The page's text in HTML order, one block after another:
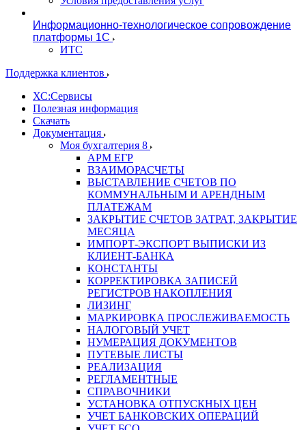
Информационно-технологическое сопровождение
платформы 1С
ИТС
Поддержка клиентов
ХС:Сервисы
Полезная информация
Скачать
Документация
Моя бухгалтерия 8
АРМ ЕГР
ВЗАИМОРАСЧЕТЫ
ВЫСТАВЛЕНИЕ СЧЕТОВ ПО
КОММУНАЛЬНЫМ И АРЕНДНЫМ
ПЛАТЕЖАМ
ЗАКРЫТИЕ СЧЕТОВ ЗАТРАТ, ЗАКРЫТИЕ
МЕСЯЦА
ИМПОРТ-ЭКСПОРТ ВЫПИСКИ ИЗ
КЛИЕНТ-БАНКА
КОНСТАНТЫ
КОРРЕКТИРОВКА ЗАПИСЕЙ
РЕГИСТРОВ НАКОПЛЕНИЯ
ЛИЗИНГ
МАРКИРОВКА ПРОСЛЕЖИВАЕМОСТЬ
НАЛОГОВЫЙ УЧЕТ
НУМЕРАЦИЯ ДОКУМЕНТОВ
ПУТЕВЫЕ ЛИСТЫ
РЕАЛИЗАЦИЯ
РЕГЛАМЕНТНЫЕ
СПРАВОЧНИКИ
УСТАНОВКА ОТПУСКНЫХ ЦЕН
УЧЕТ БАНКОВСКИХ ОПЕРАЦИЙ